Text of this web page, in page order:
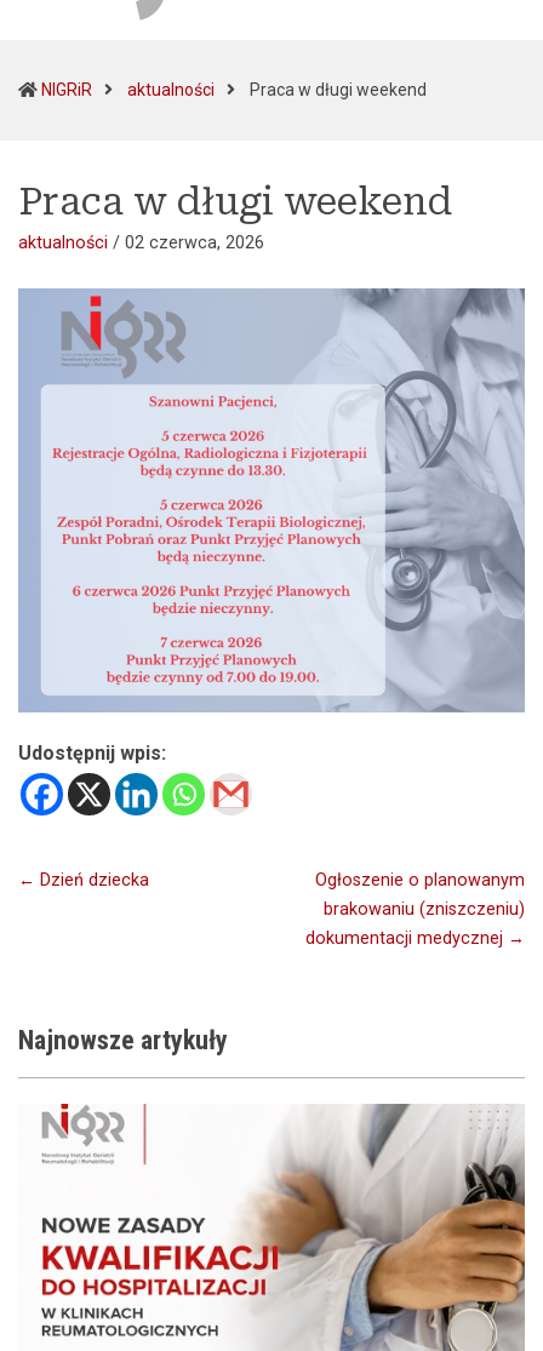
NIGRiR aktualności Praca w długi weekend
Praca w długi weekend
aktualności / 02 czerwca, 2026
Udostępnij wpis:
Nawigacja
← Dzień dziecka
Ogłoszenie o planowanym
brakowaniu (zniszczeniu)
dokumentacji medycznej →
Najnowsze artykuły